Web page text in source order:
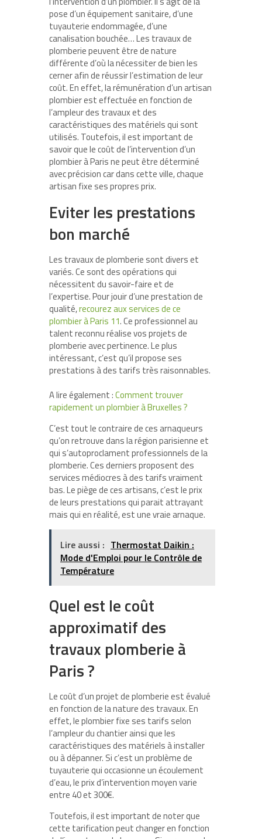
pose d’un équipement sanitaire, d’une
tuyauterie endommagée, d’une
canalisation bouchée… Les travaux de
plomberie peuvent être de nature
différente d’où la nécessiter de bien les
cerner afin de réussir l’estimation de leur
coût. En effet, la rémunération d’un artisan
plombier est effectuée en fonction de
l’ampleur des travaux et des
caractéristiques des matériels qui sont
utilisés. Toutefois, il est important de
savoir que le coût de l’intervention d’un
plombier à Paris ne peut être déterminé
avec précision car dans cette ville, chaque
artisan fixe ses propres prix.
Eviter les prestations
bon marché
Les travaux de plomberie sont divers et
variés. Ce sont des opérations qui
nécessitent du savoir-faire et de
l’expertise. Pour jouir d’une prestation de
qualité,recourez aux services de ce
plombier à Paris 11. Ce professionnel au
talent reconnu réalise vos projets de
plomberie avec pertinence. Le plus
intéressant, c’est qu’il propose ses
prestations à des tarifs très raisonnables.
A lire également :Comment trouver
rapidement un plombier à Bruxelles ?
C’est tout le contraire de ces arnaqueurs
qu’on retrouve dans la région parisienne et
qui s’autoproclament professionnels de la
plomberie. Ces derniers proposent des
services médiocres à des tarifs vraiment
bas. Le piège de ces artisans, c’est le prix
de leurs prestations qui parait attrayant
mais qui en réalité, est une vraie arnaque.
Lire aussi : Thermostat Daikin :
Mode d'Emploi pour le Contrôle de
Température
Quel est le coût
approximatif des
travaux plomberie à
Paris ?
Le coût d’un projet de plomberie est évalué
en fonction de la nature des travaux. En
effet, le plombier fixe ses tarifs selon
l’ampleur du chantier ainsi que les
caractéristiques des matériels à installer
ou à dépanner. Si c’est un problème de
tuyauterie qui occasionne un écoulement
d’eau, le prix d’intervention moyen varie
entre 40 et 300€.
Toutefois, il est important de noter que
cette tarification peut changer en fonction